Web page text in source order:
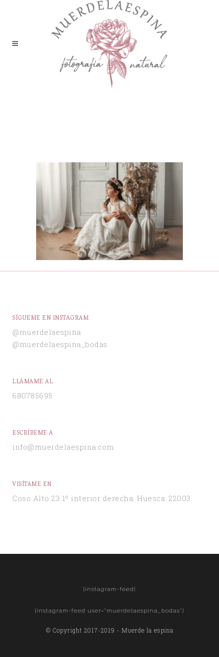
SÍGUEME EN INSTAGRAM
@muerdelaespina
@muerdelaespina_bodas
LLÁMAME AL
680785695
ESCRÍBEME A
info@muerdelaespina.com
VISÍTAME EN
Coso Alto 23 1º interior derecha. Huesca. 22003.
[instagram-feed]
[instagram-feed user="muerdelaespina_bodas"]
© Copyright 2017-2019 - Muerde la espina